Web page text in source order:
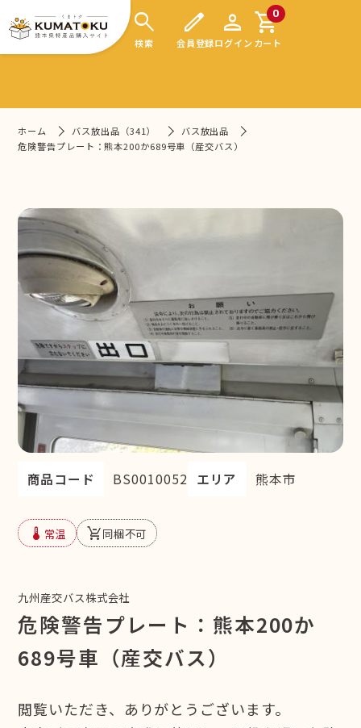
search
検索
edit
会員登録
person
ログイン
0
shopping_cart
カート
ホーム バス放出品（341）
バス放出品
危険警告プレート：熊本200か689号車（産交バス）
商品コード BS0010052 エリア 熊本市
device_thermostat 常温 remove_shopping_cart同梱不可
九州産交バス株式会社
危険警告プレート：熊本200か
689号車（産交バス）
閲覧いただき、ありがとうございます。